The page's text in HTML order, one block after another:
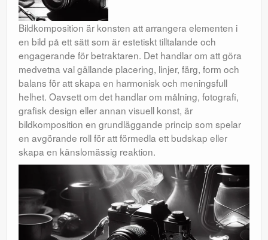
Bildkomposition är konsten att arrangera elementen i
en bild på ett sätt som är estetiskt tilltalande och
engagerande för betraktaren. Det handlar om att göra
medvetna val gällande placering, linjer, färg, form och
balans för att skapa en harmonisk och meningsfull
helhet. Oavsett om det handlar om målning, fotografi,
grafisk design eller annan visuell konst, är
bildkomposition en grundläggande princip som spelar
en avgörande roll för att förmedla ett budskap eller
skapa en känslomässig reaktion.